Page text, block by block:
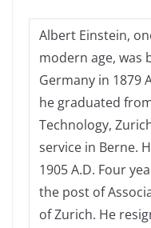
Albert Einstein,
modern age, was
Germany in 1879
he graduated
Technology,
service in Berne.
1905 A.D. Four
the post of
of Zurich. He